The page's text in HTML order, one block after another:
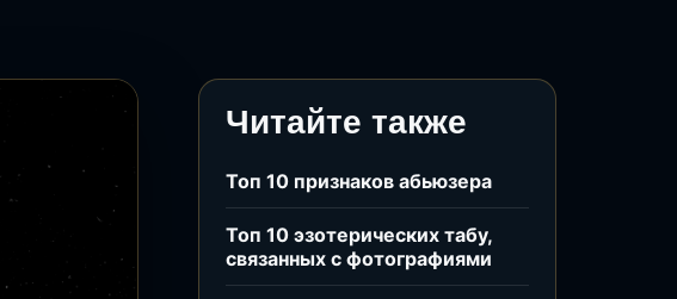
Читайте также
Топ 10 признаков абьюзера
Топ 10 эзотерических табу,
связанных с фотографиями